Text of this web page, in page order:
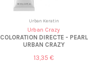
Urban Keratin
Urban Crazy
COLORATION DIRECTE - PEARL
URBAN CRAZY
13,35 €